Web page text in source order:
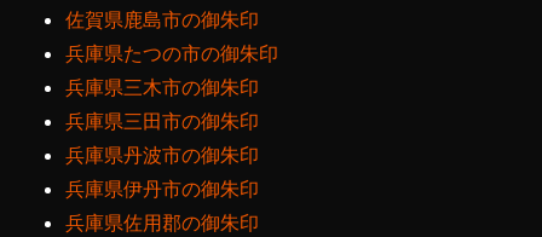
佐賀県鹿島市の御朱印
兵庫県たつの市の御朱印
兵庫県三木市の御朱印
兵庫県三田市の御朱印
兵庫県丹波市の御朱印
兵庫県伊丹市の御朱印
兵庫県佐用郡の御朱印